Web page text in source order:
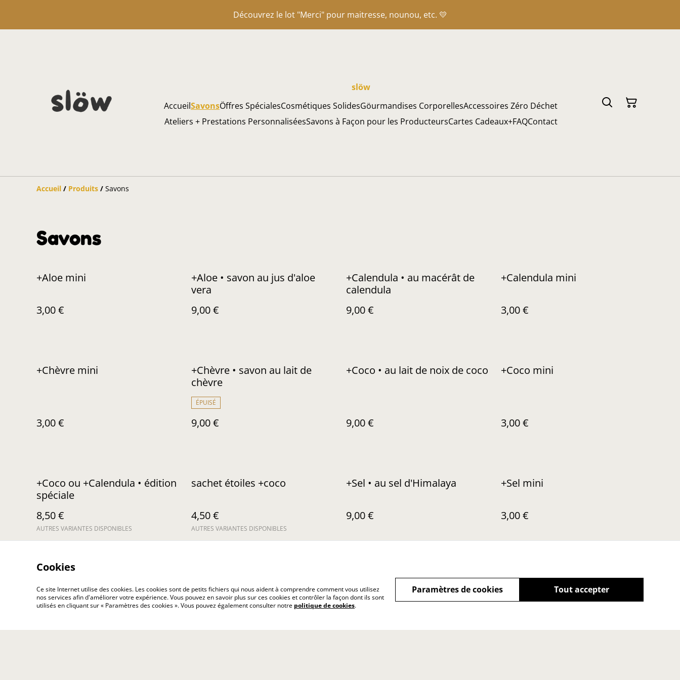
Découvrez le lot "Merci" pour maitresse, nounou, etc. 💛
slöw
AccueilSavonsÖffres SpécialesCosmétiques SolidesGöurmandises CorporellesAccessoires Zéro Déchet
Ateliers + Prestations PersonnaliséesSavons à Façon pour les ProducteursCartes Cadeaux+FAQContact
Accueil / Produits / Savons
Savons
+Aloe mini
3,00 €
+Aloe • savon au jus d'aloe
vera
9,00 €
+Calendula • au macérât de
calendula
9,00 €
+Calendula mini
3,00 €
+Chèvre mini
3,00 €
+Chèvre • savon au lait de
chèvre
ÉPUISÉ
9,00 €
+Coco • au lait de noix de coco
9,00 €
+Coco mini
3,00 €
+Coco ou +Calendula • édition
spéciale
8,50 €
AUTRES VARIANTES DISPONIBLES
sachet étoiles +coco
4,50 €
AUTRES VARIANTES DISPONIBLES
+Sel • au sel d'Himalaya
9,00 €
+Sel mini
3,00 €
Contact Us Legal Terms Privacy Policy
Exercer mon droit de
Cookies
Ce site Internet utilise des cookies. Les cookies sont de petits fichiers qui nous aident à comprendre comment vous utilisez
nos services afin d'améliorer votre expérience. Vous pouvez en savoir plus sur ces cookies et contrôler la façon dont ils sont
utilisés en cliquant sur « Paramètres des cookies ». Vous pouvez également consulter notre politique de cookies.
Tout accepter
Paramètres de cookies